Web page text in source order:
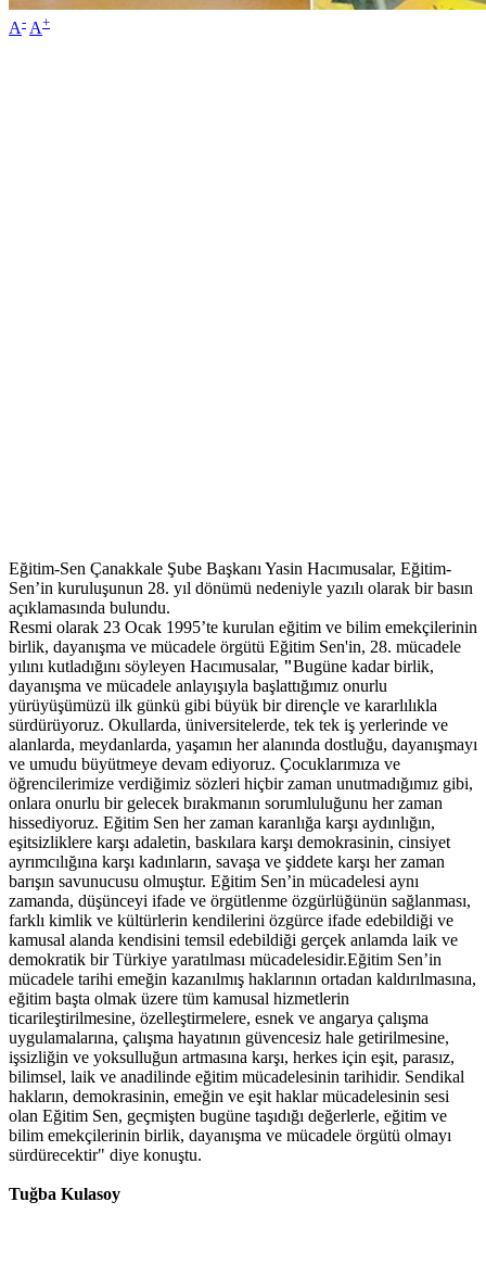
A- A+
Eğitim-Sen Çanakkale Şube Başkanı Yasin Hacımusalar, Eğitim-
Sen’in kuruluşunun 28. yıl dönümü nedeniyle yazılı olarak bir basın
açıklamasında bulundu.
Resmi olarak 23 Ocak 1995’te kurulan eğitim ve bilim emekçilerinin
birlik, dayanışma ve mücadele örgütü Eğitim Sen'in, 28. mücadele
yılını kutladığını söyleyen Hacımusalar, "Bugüne kadar birlik,
dayanışma ve mücadele anlayışıyla başlattığımız onurlu
yürüyüşümüzü ilk günkü gibi büyük bir dirençle ve kararlılıkla
sürdürüyoruz. Okullarda, üniversitelerde, tek tek iş yerlerinde ve
alanlarda, meydanlarda, yaşamın her alanında dostluğu, dayanışmayı
ve umudu büyütmeye devam ediyoruz. Çocuklarımıza ve
öğrencilerimize verdiğimiz sözleri hiçbir zaman unutmadığımız gibi,
onlara onurlu bir gelecek bırakmanın sorumluluğunu her zaman
hissediyoruz. Eğitim Sen her zaman karanlığa karşı aydınlığın,
eşitsizliklere karşı adaletin, baskılara karşı demokrasinin, cinsiyet
ayrımcılığına karşı kadınların, savaşa ve şiddete karşı her zaman
barışın savunucusu olmuştur. Eğitim Sen’in mücadelesi aynı
zamanda, düşünceyi ifade ve örgütlenme özgürlüğünün sağlanması,
farklı kimlik ve kültürlerin kendilerini özgürce ifade edebildiği ve
kamusal alanda kendisini temsil edebildiği gerçek anlamda laik ve
demokratik bir Türkiye yaratılması mücadelesidir.Eğitim Sen’in
mücadele tarihi emeğin kazanılmış haklarının ortadan kaldırılmasına,
eğitim başta olmak üzere tüm kamusal hizmetlerin
ticarileştirilmesine, özelleştirmelere, esnek ve angarya çalışma
uygulamalarına, çalışma hayatının güvencesiz hale getirilmesine,
işsizliğin ve yoksulluğun artmasına karşı, herkes için eşit, parasız,
bilimsel, laik ve anadilinde eğitim mücadelesinin tarihidir. Sendikal
hakların, demokrasinin, emeğin ve eşit haklar mücadelesinin sesi
olan Eğitim Sen, geçmişten bugüne taşıdığı değerlerle, eğitim ve
bilim emekçilerinin birlik, dayanışma ve mücadele örgütü olmayı
sürdürecektir" diye konuştu.
Tuğba Kulasoy